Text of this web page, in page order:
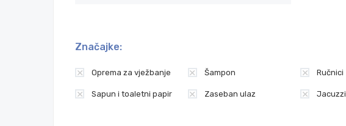
Značajke:
Oprema za vježbanje Šampon Ručnici
Sapun i toaletni papir Zaseban ulaz Jacuzzi